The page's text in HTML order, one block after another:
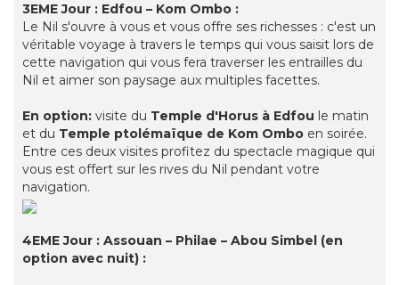
3EME Jour : Edfou – Kom Ombo :
Le Nil s'ouvre à vous et vous offre ses richesses : c'est un
véritable voyage à travers le temps qui vous saisit lors de
cette navigation qui vous fera traverser les entrailles du
Nil et aimer son paysage aux multiples facettes.
En option: visite du Temple d'Horus à Edfou le matin
et du Temple ptolémaïque de Kom Ombo en soirée.
Entre ces deux visites profitez du spectacle magique qui
vous est offert sur les rives du Nil pendant votre
navigation.
4EME Jour : Assouan – Philae – Abou Simbel (en
option avec nuit) :